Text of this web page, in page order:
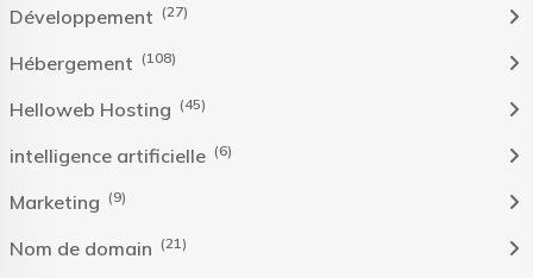
Développement (27)
Hébergement (108)
Helloweb Hosting (45)
intelligence artificielle (6)
Marketing (9)
Nom de domain (21)